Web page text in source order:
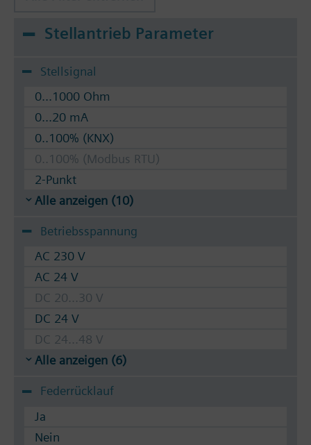
Stellantrieb Parameter
Stellsignal
0...1000 Ohm
0...20 mA
0..100% (KNX)
0..100% (Modbus RTU)
2-Punkt
Alle anzeigen (10)
Betriebsspannung
AC 230 V
AC 24 V
DC 20...30 V
DC 24 V
DC 24...48 V
Alle anzeigen (6)
Federrücklauf
Ja
Nein